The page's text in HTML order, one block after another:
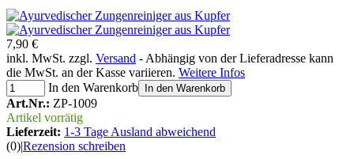
7,90 €
inkl. MwSt. zzgl. Versand - Abhängig von der Lieferadresse kann
die MwSt. an der Kasse variieren. Weitere Infos
In den Warenkorb
In den Warenkorb
Art.Nr.: ZP-1009
Artikel vorrätig
Lieferzeit: 1-3 Tage Ausland abweichend
(0)|Rezension schreiben